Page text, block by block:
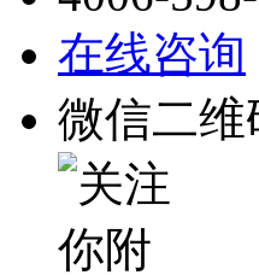
在线咨询
微信二维